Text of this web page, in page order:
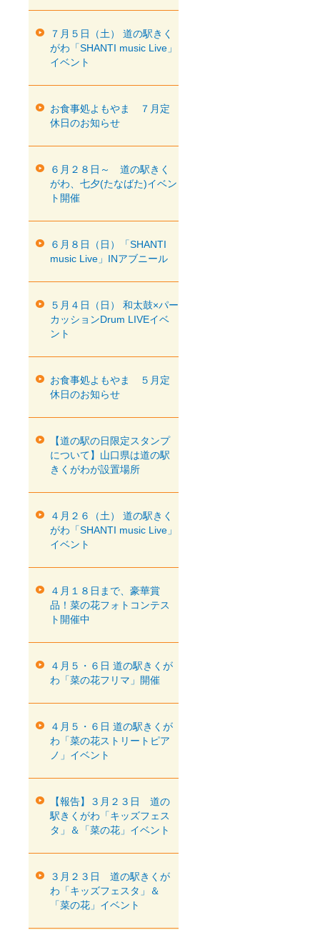
７月５日（土） 道の駅きく
がわ「SHANTI music Live」
イベント
お食事処よもやま ７月定
休日のお知らせ
６月２８日～ 道の駅きく
がわ、七夕(たなばた)イベン
ト開催
６月８日（日）「SHANTI
music Live」INアブニール
５月４日（日） 和太鼓×パー
カッションDrum LIVEイベ
ント
お食事処よもやま ５月定
休日のお知らせ
【道の駅の日限定スタンプ
について】山口県は道の駅
きくがわが設置場所
４月２６（土） 道の駅きく
がわ「SHANTI music Live」
イベント
４月１８日まで、豪華賞
品！菜の花フォトコンテス
ト開催中
４月５・６日 道の駅きくが
わ「菜の花フリマ」開催
４月５・６日 道の駅きくが
わ「菜の花ストリートピア
ノ」イベント
【報告】３月２３日 道の
駅きくがわ「キッズフェス
タ」＆「菜の花」イベント
３月２３日 道の駅きくが
わ「キッズフェスタ」＆
「菜の花」イベント